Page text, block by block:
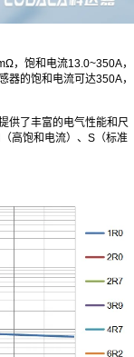
，饱和电流13.0~350A，
的饱和电流可达350A，
供了丰富的电气性能和尺
高饱和电流）、S（标准